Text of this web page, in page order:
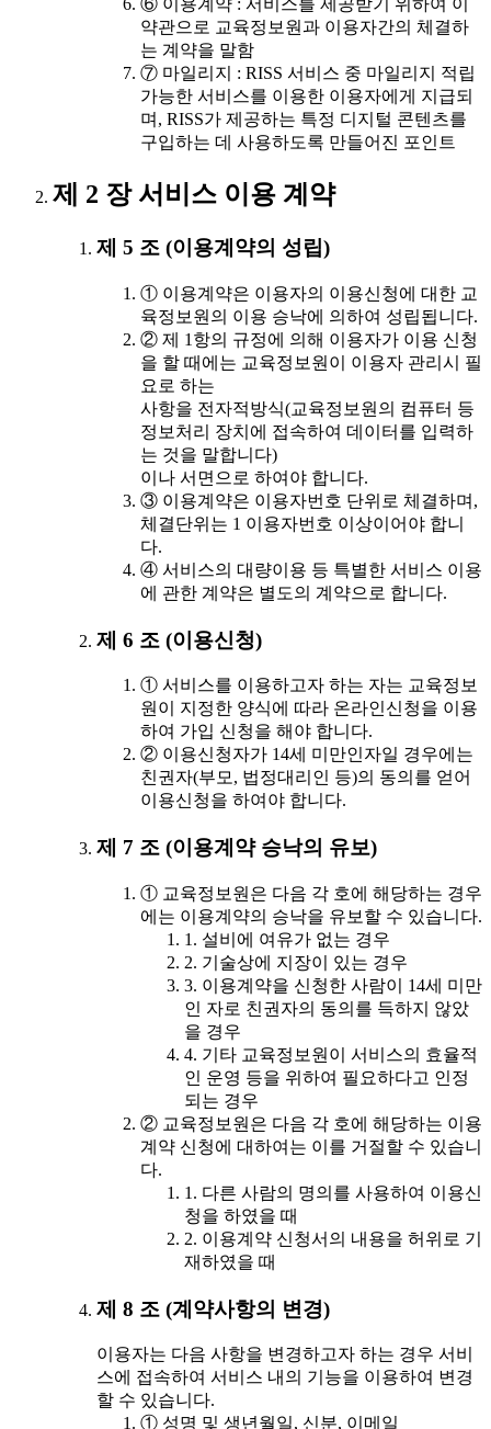
⑥ 이용계약 : 서비스를 제공받기 위하여 이
약관으로 교육정보원과 이용자간의 체결하
는 계약을 말함
⑦ 마일리지 : RISS 서비스 중 마일리지 적립
가능한 서비스를 이용한 이용자에게 지급되
며, RISS가 제공하는 특정 디지털 콘텐츠를
구입하는 데 사용하도록 만들어진 포인트
제 2 장 서비스 이용 계약
제 5 조 (이용계약의 성립)
① 이용계약은 이용자의 이용신청에 대한 교
육정보원의 이용 승낙에 의하여 성립됩니다.
② 제 1항의 규정에 의해 이용자가 이용 신청
을 할 때에는 교육정보원이 이용자 관리시 필
요로 하는
사항을 전자적방식(교육정보원의 컴퓨터 등
정보처리 장치에 접속하여 데이터를 입력하
는 것을 말합니다)
이나 서면으로 하여야 합니다.
③ 이용계약은 이용자번호 단위로 체결하며,
체결단위는 1 이용자번호 이상이어야 합니
다.
④ 서비스의 대량이용 등 특별한 서비스 이용
에 관한 계약은 별도의 계약으로 합니다.
제 6 조 (이용신청)
① 서비스를 이용하고자 하는 자는 교육정보
원이 지정한 양식에 따라 온라인신청을 이용
하여 가입 신청을 해야 합니다.
② 이용신청자가 14세 미만인자일 경우에는
친권자(부모, 법정대리인 등)의 동의를 얻어
이용신청을 하여야 합니다.
제 7 조 (이용계약 승낙의 유보)
① 교육정보원은 다음 각 호에 해당하는 경우
에는 이용계약의 승낙을 유보할 수 있습니다.
1. 설비에 여유가 없는 경우
2. 기술상에 지장이 있는 경우
3. 이용계약을 신청한 사람이 14세 미만
인 자로 친권자의 동의를 득하지 않았
을 경우
4. 기타 교육정보원이 서비스의 효율적
인 운영 등을 위하여 필요하다고 인정
되는 경우
② 교육정보원은 다음 각 호에 해당하는 이용
계약 신청에 대하여는 이를 거절할 수 있습니
다.
1. 다른 사람의 명의를 사용하여 이용신
청을 하였을 때
2. 이용계약 신청서의 내용을 허위로 기
재하였을 때
제 8 조 (계약사항의 변경)
이용자는 다음 사항을 변경하고자 하는 경우 서비
스에 접속하여 서비스 내의 기능을 이용하여 변경
할 수 있습니다.
① 성명 및 생년월일, 신분, 이메일